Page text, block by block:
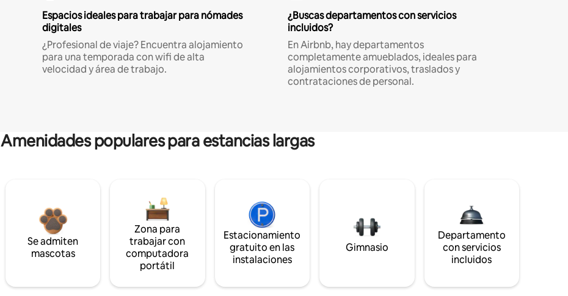
Espacios ideales para trabajar para nómades
digitales
¿Profesional de viaje? Encuentra alojamiento
para una temporada con wifi de alta
velocidad y área de trabajo.
¿Buscas departamentos con servicios
incluidos?
En Airbnb, hay departamentos
completamente amueblados, ideales para
alojamientos corporativos, traslados y
contrataciones de personal.
Amenidades populares para estancias largas
Se admiten
mascotas
Zona para
trabajar con
computadora
portátil
Estacionamiento
gratuito en las
instalaciones
Gimnasio
Departamento
con servicios
incluidos